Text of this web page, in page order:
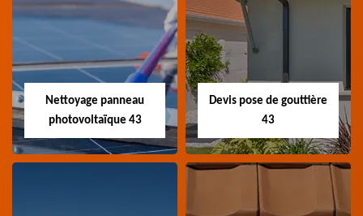
Couvreur
charpentier 43
Artisan couvreur
charpentier 43 Haute-
Couvreur zingueur
Artisan couvreur
zingueur 43 Haute-Loire
Nettoyage panneau
photovoltaïque 43
Devis pose de gouttière
43